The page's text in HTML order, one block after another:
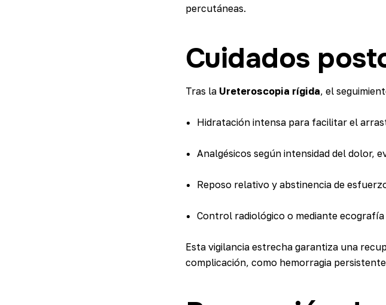
percutáneas.
Cuidados
Tras la Ureteroscopia rígida, el
Hidratación intensa para facilitar el
Analgésicos según intensidad del dolor,
Reposo relativo y abstinencia de
Control radiológico o mediante
Esta vigilancia estrecha garantiza una
complicación, como hemorragia